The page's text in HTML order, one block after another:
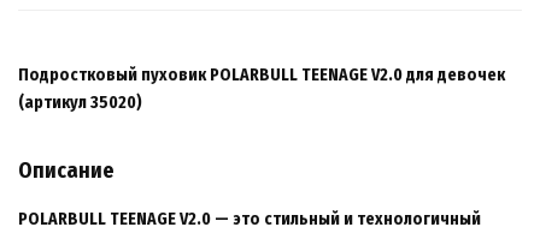
Подростковый пуховик POLARBULL TEENAGE V2.0 для девочек
(артикул 35020)
Описание
POLARBULL TEENAGE V2.0 — это стильный и технологичный